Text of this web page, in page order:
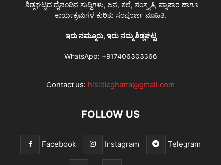
ಶಿಡ್ಲಘಟ್ಟದ ದೈನಂದಿನ ಸುದ್ದಿಗಳು, ಜನ, ಕಲೆ, ಸಂಸ್ಕೃತಿ, ವ್ಯಾಪಾರ ಹಾಗೂ
ಕಾರ್ಯಕ್ರಮಗಳ ಕುರಿತು ಸಂಪೂರ್ಣ ಮಾಹಿತಿ.
ಇದು ನಮ್ಮೂರು, ಇದು ನಮ್ಮ ಶಿಡ್ಲಘಟ್ಟ
WhatsApp: +917406303366
Contact us: hisidlaghatta@gmail.com
FOLLOW US
Facebook Instagram Telegram